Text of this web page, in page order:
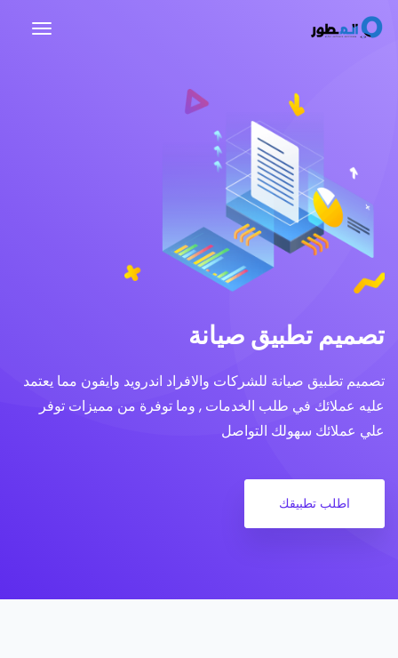
تصميم تطبيق صيانة
تصميم تطبيق صيانة للشركات والافراد اندرويد وايفون مما يعتمد
عليه عملائك في طلب الخدمات , وما توفرة من مميزات توفر
علي عملائك سهولك التواصل
اطلب تطبيقك